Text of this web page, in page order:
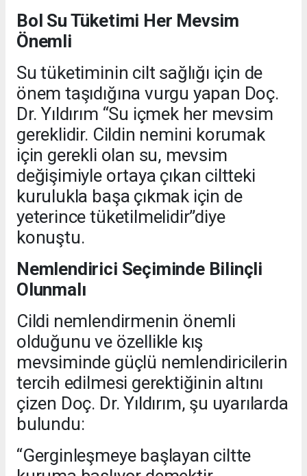
Bol Su Tüketimi Her Mevsim
Önemli
Su tüketiminin cilt sağlığı için de
önem taşıdığına vurgu yapan Doç.
Dr. Yıldırım “Su içmek her mevsim
gereklidir. Cildin nemini korumak
için gerekli olan su, mevsim
değişimiyle ortaya çıkan ciltteki
kurulukla başa çıkmak için de
yeterince tüketilmelidir”diye
konuştu.
Nemlendirici Seçiminde Bilinçli
Olunmalı
Cildi nemlendirmenin önemli
olduğunu ve özellikle kış
mevsiminde güçlü nemlendiricilerin
tercih edilmesi gerektiğinin altını
çizen Doç. Dr. Yıldırım, şu uyarılarda
bulundu:
“Gerginleşmeye başlayan ciltte